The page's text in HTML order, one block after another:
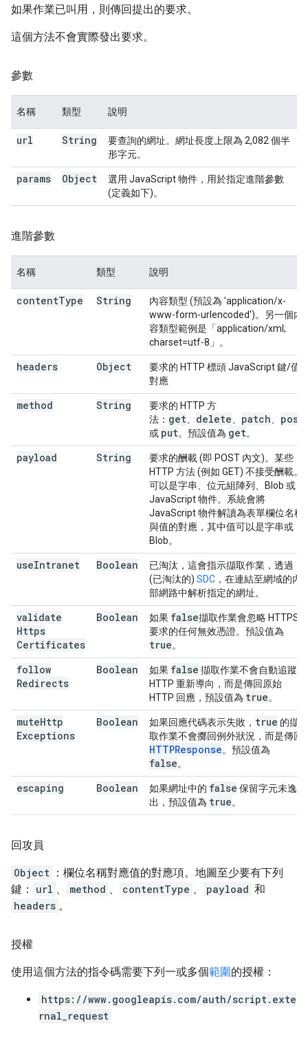
如果作業已叫用，則傳回提出的要求。
這個方法不會實際發出要求。
參數
名稱 類型 說明
url String
要查詢的網址。網址長度上限為 2,082 個半
形字元。
params Object
選用 JavaScript 物件，用於指定進階參數
(定義如下)。
進階參數
名稱 類型 說明
contentType String
內容類型 (預設為 'application/x-
www-form-urlencoded')。另一個內
容類型範例是「application/xml;
charset=utf-8」。
headers Object
要求的 HTTP 標頭 JavaScript 鍵/值
對應
method String
要求的 HTTP 方
法： get delete patch post
或 put。預設值為 get。
payload String
要求的酬載 (即 POST 內文)。某些
HTTP 方法 (例如 GET) 不接受酬載。
可以是字串、位元組陣列、Blob 或
JavaScript 物件。系統會將
JavaScript 物件解讀為表單欄位名稱
與值的對應，其中值可以是字串或
Blob。
useIntranet Boolean
已淘汰，這會指示擷取作業，透過
(已淘汰的) SDC ，在連結至網域的內
部網路中解析指定的網址。
validate
Https
Certificates
Boolean 如果 false擷取作業會忽略 HTTPS
要求的任何無效憑證。預設值為
true。
follow
Redirects
Boolean 如果 false 擷取作業不會自動追蹤
HTTP 重新導向，而是傳回原始
HTTP 回應，預設值為 true。
muteHttp
Exceptions
Boolean 如果回應代碼表示失敗， true 的擷
取作業不會擲回例外狀況，而是傳回
HTTPResponse。預設值為
false。
escaping Boolean 如果網址中的 false 保留字元未逸
出，預設值為 true。
回攻員
Object ：欄位名稱對應值的對應項。地圖至少要有下列
鍵：
url 、 method 、 contentType 、 payload 和
headers 。
授權
使用這個方法的指令碼需要下列一或多個範圍的授權：
https://www.googleapis.com/auth/script.exte
rnal_request